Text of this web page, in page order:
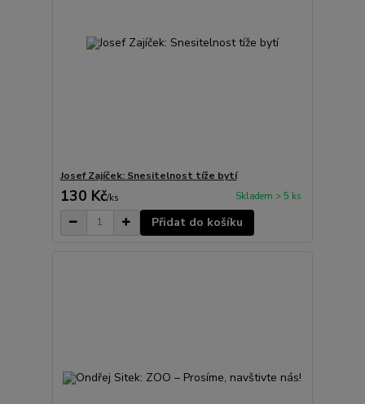
Josef Zajíček: Snesitelnost tíže bytí
130 Kč/ks Skladem > 5 ks
Přidat do košíku